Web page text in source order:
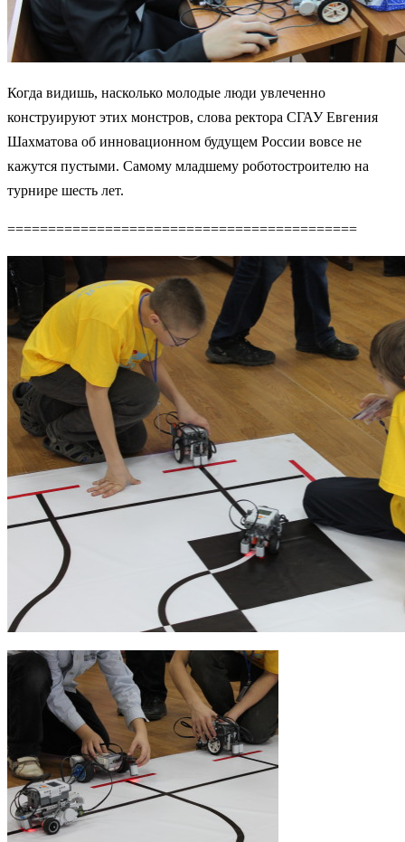
Когда видишь, насколько молодые люди увлеченно
конструируют этих монстров, слова ректора СГАУ Евгения
Шахматова об инновационном будущем России вовсе не
кажутся пустыми. Самому младшему роботостроителю на
турнире шесть лет.
===========================================